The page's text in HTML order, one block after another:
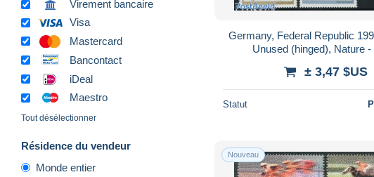
Virement bancaire
Visa
Mastercard
Bancontact
iDeal
Maestro
Tout désélectionner
Résidence du vendeur
Monde entier
Germany, Federal Republic
Unused (hinged), Nature -
± 3,47 $US
Statut
Nouveau